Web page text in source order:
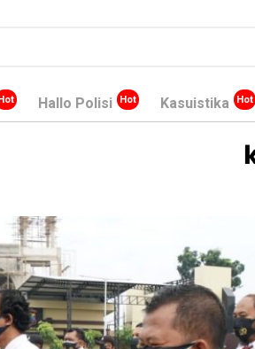
Hallo Polisi Kasuistika